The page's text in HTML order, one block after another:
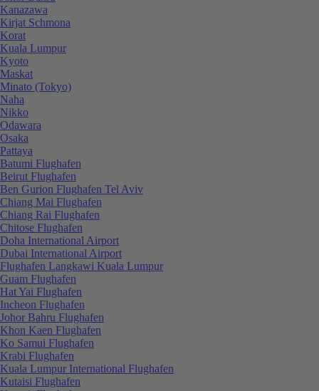
Kanazawa
Kirjat Schmona
Korat
Kuala Lumpur
Kyoto
Maskat
Minato (Tokyo)
Naha
Nikko
Odawara
Osaka
Pattaya
Batumi Flughafen
Beirut Flughafen
Ben Gurion Flughafen Tel Aviv
Chiang Mai Flughafen
Chiang Rai Flughafen
Chitose Flughafen
Doha International Airport
Dubai International Airport
Flughafen Langkawi Kuala Lumpur
Guam Flughafen
Hat Yai Flughafen
Incheon Flughafen
Johor Bahru Flughafen
Khon Kaen Flughafen
Ko Samui Flughafen
Krabi Flughafen
Kuala Lumpur International Flughafen
Kutaisi Flughafen